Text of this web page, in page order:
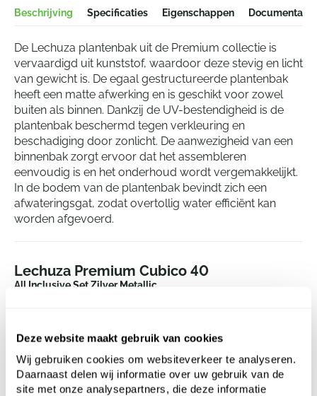
Deze website maakt gebruik van cookies
Wij gebruiken cookies om websiteverkeer te analyseren.
Daarnaast delen wij informatie over uw gebruik van de
site met onze analysepartners, die deze informatie
Beschrijving Specificaties Eigenschappen Documentatie
De Lechuza plantenbak uit de Premium collectie is
vervaardigd uit kunststof, waardoor deze stevig en licht
van gewicht is. De egaal gestructureerde plantenbak
heeft een matte afwerking en is geschikt voor zowel
buiten als binnen. Dankzij de UV-bestendigheid is de
plantenbak beschermd tegen verkleuring en
beschadiging door zonlicht. De aanwezigheid van een
binnenbak zorgt ervoor dat het assembleren
eenvoudig is en het onderhoud wordt vergemakkelijkt.
In de bodem van de plantenbak bevindt zich een
afwateringsgat, zodat overtollig water efficiënt kan
worden afgevoerd.
Lechuza Premium Cubico 40
All Inclusive Set Zilver Metallic
Breedte:
40
Diepte:
28
Opening:
34